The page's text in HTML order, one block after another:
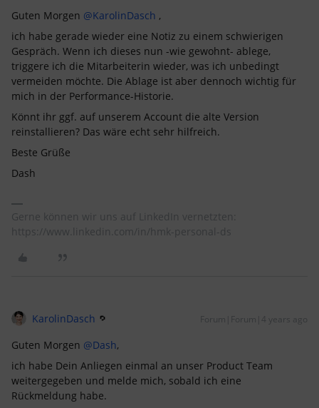
Guten Morgen @KarolinDasch ,
ich habe gerade wieder eine Notiz zu einem schwierigen
Gespräch. Wenn ich dieses nun -wie gewohnt- ablege,
triggere ich die Mitarbeiterin wieder, was ich unbedingt
vermeiden möchte. Die Ablage ist aber dennoch wichtig für
mich in der Performance-Historie.
Könnt ihr ggf. auf unserem Account die alte Version
reinstallieren? Das wäre echt sehr hilfreich.
Beste Grüße
Dash
Gerne können wir uns auf LinkedIn vernetzten:
https://www.linkedin.com/in/hmk-personal-ds
KarolinDasch Forum|Forum|4 years ago
Guten Morgen @Dash,
ich habe Dein Anliegen einmal an unser Product Team
weitergegeben und melde mich, sobald ich eine
Rückmeldung habe.